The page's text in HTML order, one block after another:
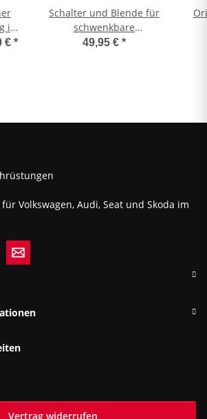
im
€ *
Schalter und Blende für
schwenkbare
Anhängerkupplung für
49,95 € *
Volkswagen, Audi, Seat und Skoda im
Vertrag widerrufen